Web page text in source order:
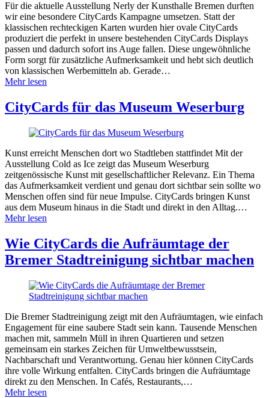
Für die aktuelle Ausstellung Nerly der Kunsthalle Bremen durften
wir eine besondere CityCards Kampagne umsetzen. Statt der
klassischen rechteckigen Karten wurden hier ovale CityCards
produziert die perfekt in unsere bestehenden CityCards Displays
passen und dadurch sofort ins Auge fallen. Diese ungewöhnliche
Form sorgt für zusätzliche Aufmerksamkeit und hebt sich deutlich
von klassischen Werbemitteln ab. Gerade…
Mehr lesen
CityCards für das Museum Weserburg
Kunst erreicht Menschen dort wo Stadtleben stattfindet Mit der
Ausstellung Cold as Ice zeigt das Museum Weserburg
zeitgenössische Kunst mit gesellschaftlicher Relevanz. Ein Thema
das Aufmerksamkeit verdient und genau dort sichtbar sein sollte wo
Menschen offen sind für neue Impulse. CityCards bringen Kunst
aus dem Museum hinaus in die Stadt und direkt in den Alltag.…
Mehr lesen
Wie CityCards die Aufräumtage der
Bremer Stadtreinigung sichtbar machen
Die Bremer Stadtreinigung zeigt mit den Aufräumtagen, wie einfach
Engagement für eine saubere Stadt sein kann. Tausende Menschen
machen mit, sammeln Müll in ihren Quartieren und setzen
gemeinsam ein starkes Zeichen für Umweltbewusstsein,
Nachbarschaft und Verantwortung. Genau hier können CityCards
ihre volle Wirkung entfalten. CityCards bringen die Aufräumtage
direkt zu den Menschen. In Cafés, Restaurants,…
Mehr lesen